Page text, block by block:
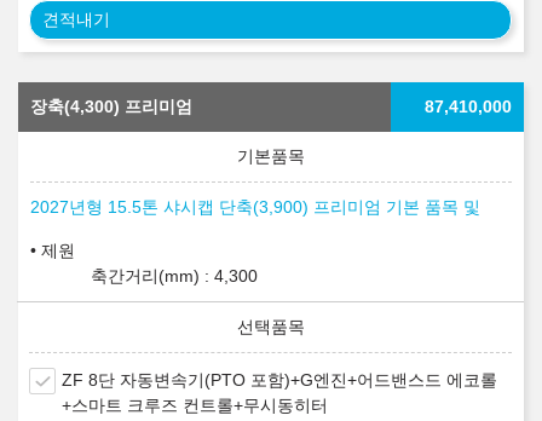
견적내기
장축(4,300) 프리미엄 87,410,000
2027년형 15.5톤 샤시캡 단축(3,900) 프리미엄 기본 품목 및
제원
축간거리(mm) : 4,300
ZF 8단 자동변속기(PTO 포함)+G엔진+어드밴스드 에코롤
+스마트 크루즈 컨트롤+무시동히터